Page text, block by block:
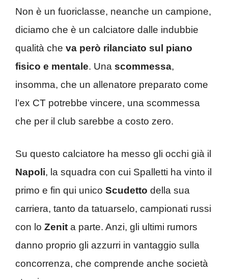
Non è un fuoriclasse, neanche un campione,
diciamo che è un calciatore dalle indubbie
qualità che va però rilanciato sul piano
fisico e mentale. Una scommessa,
insomma, che un allenatore preparato come
l’ex CT potrebbe vincere, una scommessa
che per il club sarebbe a costo zero.
Su questo calciatore ha messo gli occhi già il
Napoli, la squadra con cui Spalletti ha vinto il
primo e fin qui unico Scudetto della sua
carriera, tanto da tatuarselo, campionati russi
con lo Zenit a parte. Anzi, gli ultimi rumors
danno proprio gli azzurri in vantaggio sulla
concorrenza, che comprende anche società